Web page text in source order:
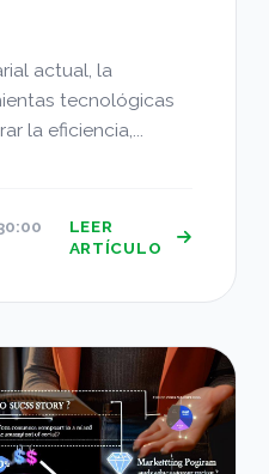
actual, la
tecnológicas
la eficiencia,...
LEER
ARTÍCULO
Cómo HubSpot